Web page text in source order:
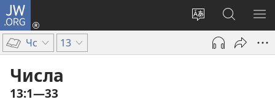
JW.ORG
Изменить
язык
сайта
Войти
(открывается
новом
Поиск
по
jw.org
Чс 13
Числа
13:1—33